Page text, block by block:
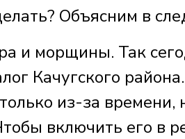
Объясним в
и морщины. Так
Качугского
из-за времени,
включить его в